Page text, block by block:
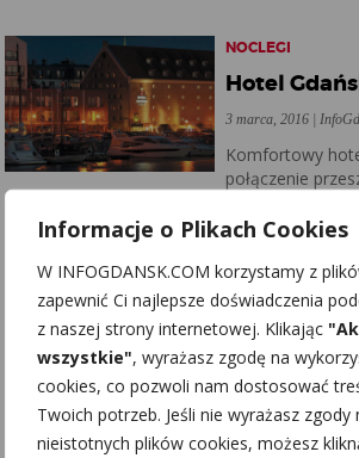
Informacje o Plikach Cookies
W INFOGDANSK.COM korzystamy z
zapewnić Ci najlepsze doświadczenia
z naszej strony internetowej. Klikając
wszystkie", wyrażasz zgodę na
cookies, co pozwoli nam dostosować
Twoich potrzeb. Jeśli nie wyrażasz zgody
nieistotnych plików cookies, możesz
NOCLEGI
Hotel
3 marca, 2016 |
Komfortowy
połączenie
zabytkowym
bezpośrednim
Spichrzów i ...
1 2 3